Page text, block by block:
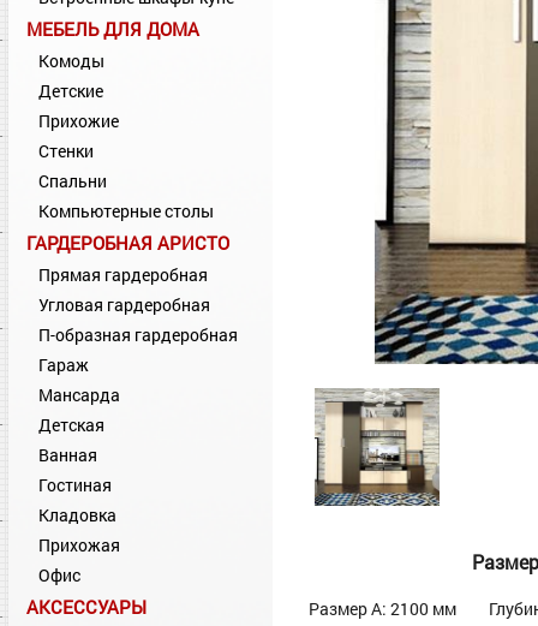
МЕБЕЛЬ ДЛЯ ДОМА
Комоды
Детские
Прихожие
Стенки
Спальни
Компьютерные столы
ГАРДЕРОБНАЯ АРИСТО
Прямая гардеробная
Угловая гардеробная
П-образная гардеробная
Гараж
Мансарда
Детская
Ванная
Гостиная
Кладовка
Прихожая
Офис
АКСЕССУАРЫ Размер А: 2100 мм